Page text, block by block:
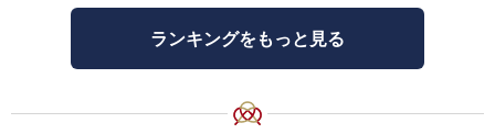
ランキングをもっと見る